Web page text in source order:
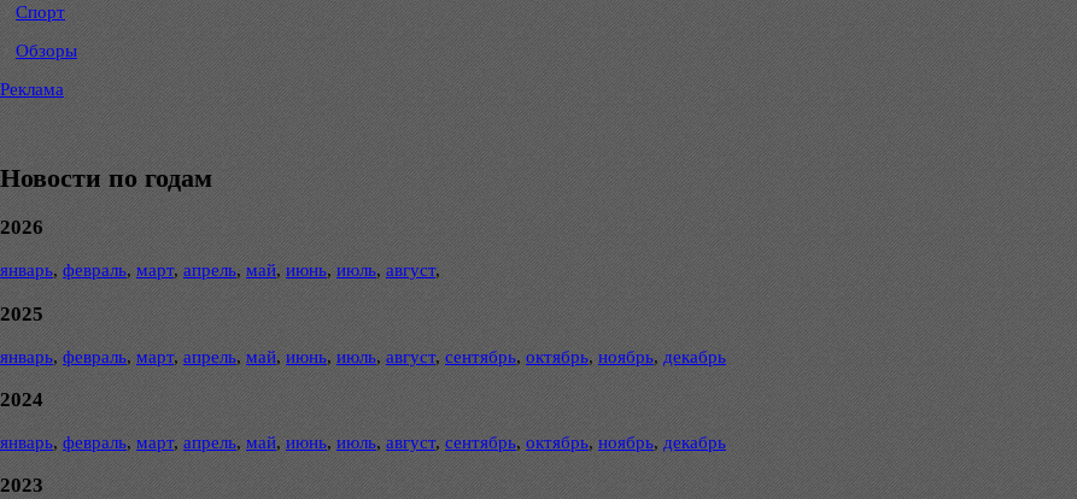
Спорт
Обзоры
Реклама
Новости по годам
2026
январь, февраль, март, апрель, май, июнь, июль, август,
2025
январь, февраль, март, апрель, май, июнь, июль, август, сентябрь, октябрь, ноябрь, декабрь
2024
январь, февраль, март, апрель, май, июнь, июль, август, сентябрь, октябрь, ноябрь, декабрь
2023